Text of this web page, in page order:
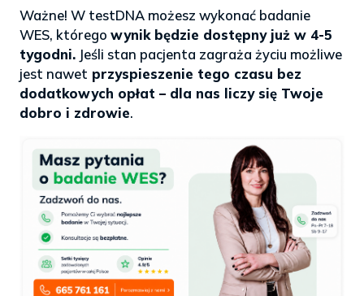
Ważne! W testDNA możesz wykonać badanie
WES, którego wynik będzie dostępny już w 4-5
tygodni. Jeśli stan pacjenta zagraża życiu możliwe
jest nawet przyspieszenie tego czasu bez
dodatkowych opłat – dla nas liczy się Twoje
dobro i zdrowie.